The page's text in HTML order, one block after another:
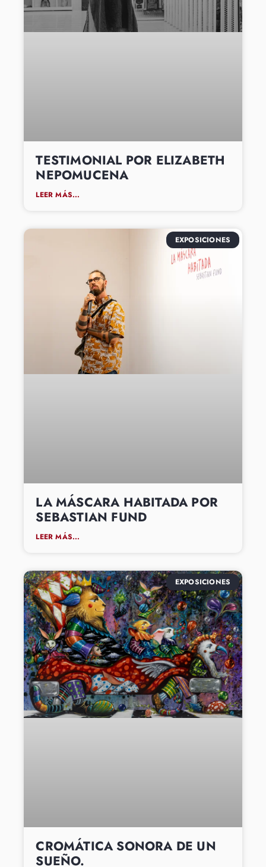
TESTIMONIAL POR ELIZABETH
NEPOMUCENA
LEER MÁS...
EXPOSICIONES
LA MÁSCARA HABITADA POR
SEBASTIAN FUND
LEER MÁS...
EXPOSICIONES
CROMÁTICA SONORA DE UN
SUEÑO.